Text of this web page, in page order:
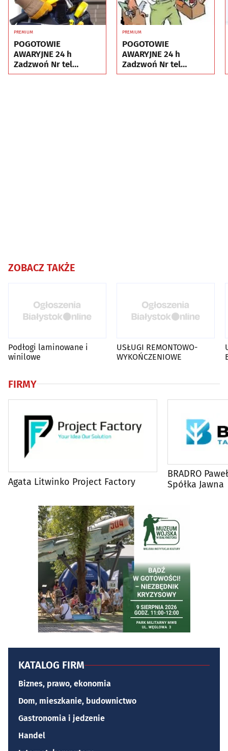
PREMIUM
POGOTOWIE
AWARYJNE 24 h
Zadzwoń Nr tel
505934074
PREMIUM
POGOTOWIE
AWARYJNE 24 h
Zadzwoń Nr tel
505934074
ZOBACZ TAKŻE
Podłogi laminowane i
winilowe
USŁUGI REMONTOWO-
WYKOŃCZENIOWE
FIRMY
Agata Litwinko Project Factory
BRADRO
Spółka Jawna
KATALOG FIRM
Biznes, prawo, ekonomia
Dom, mieszkanie, budownictwo
Gastronomia i jedzenie
Handel